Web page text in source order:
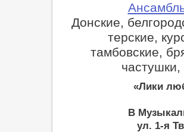
Донские,
терские,
тамбовские,
«Лики
В
ул. 1-я